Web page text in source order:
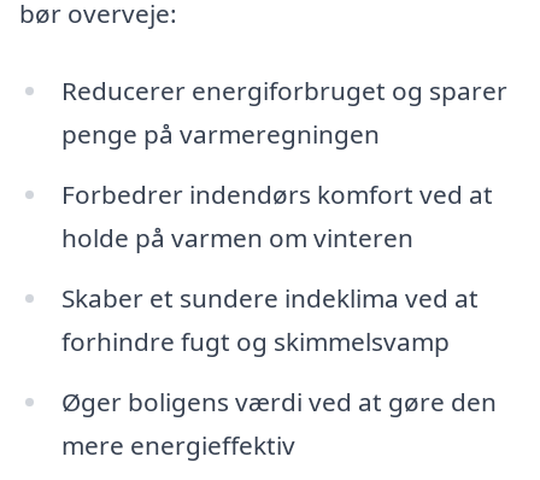
bør overveje:
Reducerer energiforbruget og sparer
penge på varmeregningen
Forbedrer indendørs komfort ved at
holde på varmen om vinteren
Skaber et sundere indeklima ved at
forhindre fugt og skimmelsvamp
Øger boligens værdi ved at gøre den
mere energieffektiv